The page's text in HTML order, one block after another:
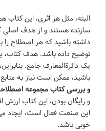
البته، مثل هر اثری، این کتاب
سازنده هستند و از هدف اصلی
داشته باشید که هر اصطلاح
توضیح داده باشد. هدف
یک دائرةالمعارف جامع.
باشید، ممکن است نیاز به
و بررسی کتاب مجموعه
و رایگان بودن، این کتاب
این صنعت فعال است، ایجاد
خوبی باشد.